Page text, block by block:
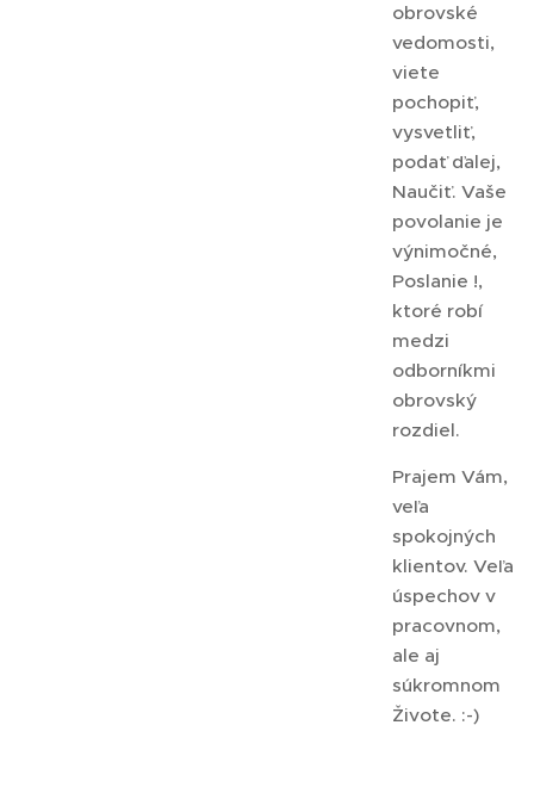
obrovské
vedomosti,
viete
pochopiť,
vysvetliť,
podať ďalej,
Naučiť. Vaše
povolanie je
výnimočné,
Poslanie !,
ktoré robí
medzi
odborníkmi
obrovský
rozdiel.
Prajem Vám,
veľa
spokojných
klientov. Veľa
úspechov v
pracovnom,
ale aj
súkromnom
Živote. :-)